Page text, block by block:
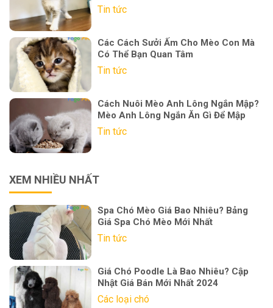
Tin tức
Các Cách Sưởi Ấm Cho Mèo Con Mà
Có Thể Bạn Quan Tâm
Tin tức
Cách Nuôi Mèo Anh Lông Ngắn Mập?
Mèo Anh Lông Ngắn Ăn Gì Để Mập
Tin tức
XEM NHIỀU NHẤT
Spa Chó Mèo Giá Bao Nhiêu? Bảng
Giá Spa Chó Mèo Mới Nhất
Tin tức
Giá Chó Poodle Là Bao Nhiêu? Cập
Nhật Giá Bán Mới Nhất 2024
Các loại chó